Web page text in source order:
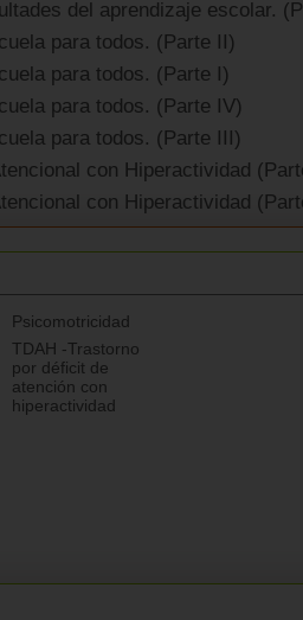
del aprendizaje escolar.
para todos. (Parte II)
para todos. (Parte I)
para todos. (Parte IV)
para todos. (Parte III)
con Hiperactividad
con Hiperactividad
Psicomotricidad
TDAH -Trastorno
por déficit de
atención con
hiperactividad